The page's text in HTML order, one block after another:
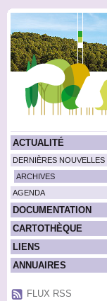
ACTUALITÉ
DERNIÈRES NOUVELLES
ARCHIVES
AGENDA
DOCUMENTATION
CARTOTHÈQUE
LIENS
ANNUAIRES
FLUX RSS